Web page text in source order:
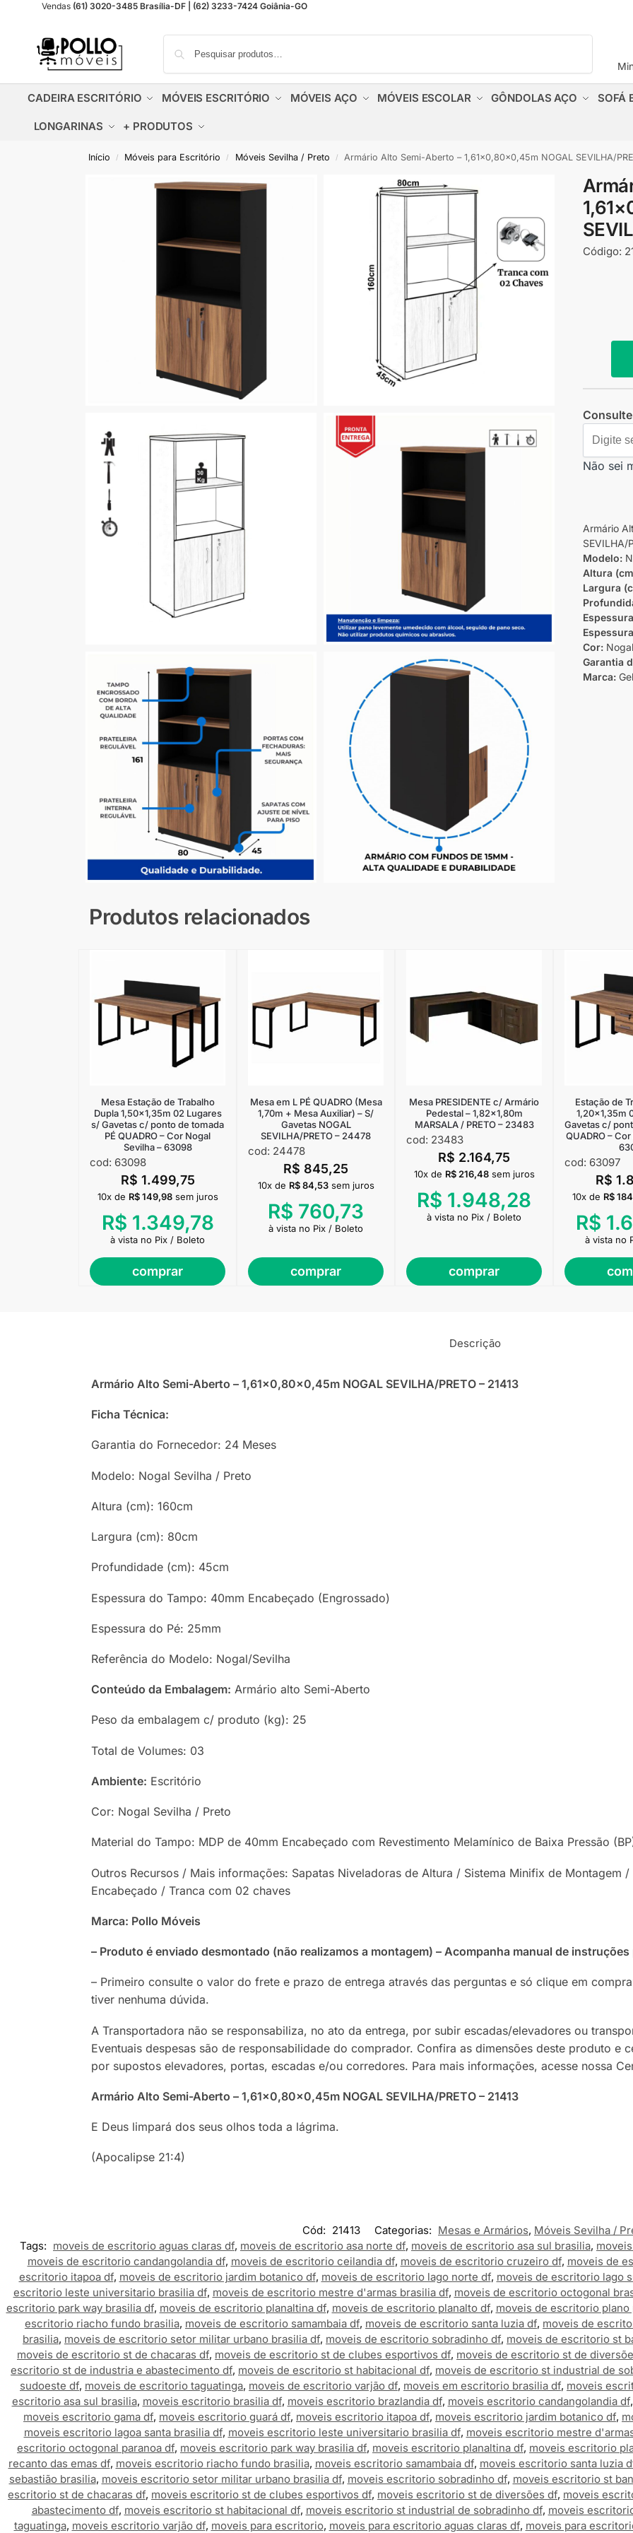
Vendas (61) 3020-3485 Brasília-DF | (62) 3233-7424 Goiânia-GO
CADEIRA ESCRITÓRIO MÓVEIS ESCRITÓRIO MÓVEIS AÇO MÓVEIS ESCOLAR GÔNDOLAS AÇO SOFÁ
LONGARINAS + PRODUTOS
Início / Móveis para Escritório / Móveis Sevilha / Preto / Armário Alto Semi-Aberto – 1,61×0,80×0,45m NOGAL SEVILHA/
Código:
Não sei
Armário
SEVILHA/
Modelo:
Altura
Largura
Cor:
Garantia
Marca:
Produtos relacionados
Mesa Estação de Trabalho
Dupla 1,50×1,35m 02 Lugares
s/ Gavetas c/ ponto de tomada
PÉ QUADRO – Cor Nogal
Sevilha – 63098
cod: 63098
R$ 1.499,75
comprar
10x de R$149,98 sem juros
R$ 1.349,78
à vista no Pix / Boleto
Mesa em L PÉ QUADRO (Mesa
1,70m + Mesa Auxiliar) – S/
Gavetas NOGAL
SEVILHA/PRETO – 24478
cod: 24478
R$ 845,25
comprar
10x de R$84,53 sem juros
R$ 760,73
à vista no Pix / Boleto
Mesa PRESIDENTE c/ Armário
Pedestal – 1,82×1,80m
MARSALA / PRETO – 23483
cod: 23483
R$ 2.164,75
comprar
10x de R$216,48 sem juros
R$ 1.948,28
à vista no Pix / Boleto
Estação de
1,20×1,35m
Gavetas c/
QUADRO –
cod: 63097
R$
10x de R$
R$
à vista no
Descrição
Armário Alto Semi-Aberto – 1,61×0,80×0,45m NOGAL SEVILHA/PRETO – 21413
Ficha Técnica:
Garantia do Fornecedor: 24 Meses
Modelo: Nogal Sevilha / Preto
Altura (cm): 160cm
Largura (cm): 80cm
Profundidade (cm): 45cm
Espessura do Tampo: 40mm Encabeçado (Engrossado)
Espessura do Pé: 25mm
Referência do Modelo: Nogal/Sevilha
Conteúdo da Embalagem: Armário alto Semi-Aberto
Peso da embalagem c/ produto (kg): 25
Total de Volumes: 03
Ambiente: Escritório
Cor: Nogal Sevilha / Preto
Material do Tampo: MDP de 40mm Encabeçado com Revestimento Melamínico de Baixa Pressão
Outros Recursos / Mais informações: Sapatas Niveladoras de Altura / Sistema Minifix de Montagem
Encabeçado / Tranca com 02 chaves
Marca: Pollo Móveis
– Produto é enviado desmontado (não realizamos a montagem) – Acompanha manual de
– Primeiro consulte o valor do frete e prazo de entrega através das perguntas e só clique em
tiver nenhuma dúvida.
A Transportadora não se responsabiliza, no ato da entrega, por subir escadas/elevadores ou
Eventuais despesas são de responsabilidade do comprador. Confira as dimensões deste produto e
por supostos elevadores, portas, escadas e/ou corredores. Para mais informações, acesse nossa
Armário Alto Semi-Aberto – 1,61×0,80×0,45m NOGAL SEVILHA/PRETO – 21413
E Deus limpará dos seus olhos toda a lágrima.
(Apocalipse 21:4)
Cód: 21413 Categorias: Mesas e Armários, Móveis Sevilha /
Tags: moveis de escritorio aguas claras df, moveis de escritorio asa norte df, moveis de escritorio asa sul brasilia,
moveis de escritorio candangolandia df, moveis de escritorio ceilandia df, moveis de escritorio cruzeiro df, moveis de
escritorio itapoa df, moveis de escritorio jardim botanico df, moveis de escritorio lago norte df, moveis de escritorio lago
escritorio leste universitario brasilia df, moveis de escritorio mestre d'armas brasilia df, moveis de escritorio octogonal
escritorio park way brasilia df, moveis de escritorio planaltina df, moveis de escritorio planalto df, moveis de escritorio plano
escritorio riacho fundo brasilia, moveis de escritorio samambaia df, moveis de escritorio santa luzia df, moveis de
brasilia, moveis de escritorio setor militar urbano brasilia df, moveis de escritorio sobradinho df, moveis de escritorio st
moveis de escritorio st de chacaras df, moveis de escritorio st de clubes esportivos df, moveis de escritorio st de
escritorio st de industria e abastecimento df, moveis de escritorio st habitacional df, moveis de escritorio st industrial de
sudoeste df, moveis de escritorio taguatinga, moveis de escritorio varjão df, moveis em escritorio brasilia df, moveis
escritorio asa sul brasilia, moveis escritorio brasilia df, moveis escritorio brazlandia df, moveis escritorio candangolandia df,
moveis escritorio gama df, moveis escritorio guará df, moveis escritorio itapoa df, moveis escritorio jardim botanico df,
moveis escritorio lagoa santa brasilia df, moveis escritorio leste universitario brasilia df, moveis escritorio mestre
escritorio octogonal paranoa df, moveis escritorio park way brasilia df, moveis escritorio planaltina df, moveis escritorio
recanto das emas df, moveis escritorio riacho fundo brasilia, moveis escritorio samambaia df, moveis escritorio santa luzia
sebastião brasilia, moveis escritorio setor militar urbano brasilia df, moveis escritorio sobradinho df, moveis escritorio st
escritorio st de chacaras df, moveis escritorio st de clubes esportivos df, moveis escritorio st de diversões df, moveis
abastecimento df, moveis escritorio st habitacional df, moveis escritorio st industrial de sobradinho df, moveis
taguatinga, moveis escritorio varjão df, moveis para escritorio, moveis para escritorio aguas claras df, moveis para